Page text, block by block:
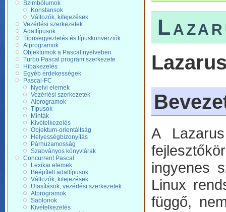
Szimbólumok
Konstansok
Változók, kifejezések
Vezérlési szerkezetek
Adattípusok
Típusegyeztetés és típuskonverziók
Alprogramok
Objektumok a Pascal nyelveben
Turbo Pascal program szerkezete
Hibakezelés
Egyéb érdekességek
Pascal-FC
Nyelvi elemek
Vezérlési szerkezetek
Alprogramok
Típusok
Minták
Kivételkezelés
Objektum-orientáltság
Helyességbizonyítás
Párhuzamosság
Szabványos könyvtárak
Concurrent Pascal
Lexikai elemek
Beépített adattípusok
Változók, kifejezések
Utasítások, vezérlési szerkezetek
Alprogramok
Sablonok
Kivételkezelés
A
ingyenes
Linux
függő,